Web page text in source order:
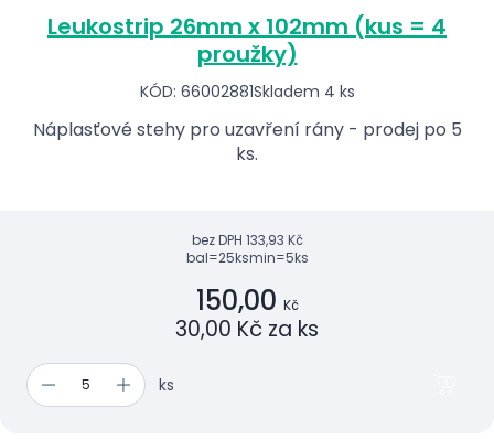
Leukostrip 26mm x 102mm (kus = 4
proužky)
KÓD: 66002881Skladem 4 ks
Náplasťové stehy pro uzavření rány - prodej po 5
ks.
bez DPH 133,93 Kč
bal=25ksmin=5ks
150,00 Kč
30,00 Kč za ks
ks